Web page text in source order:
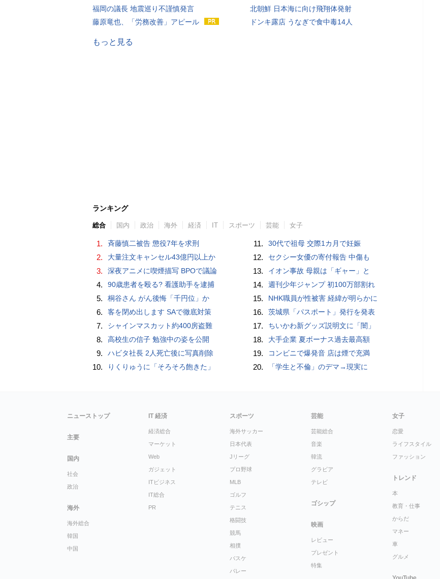
福岡の議長 地震巡り不謹慎発言
藤原竜也、「労務改善」アピール
北朝鮮 日本海に向け飛翔体発射
ドンキ露店 うなぎで食中毒14人
もっと見る
ランキング
総合 国内 政治 海外 経済 IT スポーツ 芸能 女子
1. 斉藤慎二被告 懲役7年を求刑
2. 大量注文キャンセル43億円以上か
3. 深夜アニメに喫煙描写 BPOで議論
4. 90歳患者を殴る? 看護助手を逮捕
5. 桐谷さん がん後悔「千円位」か
6. 客を閉め出します SAで徹底対策
7. シャインマスカット約400房盗難
8. 高校生の信子 勉強中の姿を公開
9. ハビタ社長 2人死亡後に写真削除
10. りくりゅうに「そろそろ飽きた」
11. 30代で祖母 交際1カ月で妊娠
12. セクシー女優の寄付報告 中傷も
13. イオン事故 母親は「ギャー」と
14. 週刊少年ジャンプ 初100万部割れ
15. NHK職員が性被害 経緯が明らかに
16. 茨城県「パスポート」発行を発表
17. ちいかわ新グッズ説明文に「闇」
18. 大手企業 夏ボーナス過去最高額
19. コンビニで爆発音 店は煙で充満
20. 「学生と不倫」のデマ→現実に
ニューストップ
主要
国内
社会
政治
海外
海外総合
韓国
中国
IT 経済
経済総合
マーケット
Web
ガジェット
ITビジネス
IT総合
PR
スポーツ
海外サッカー
日本代表
Jリーグ
プロ野球
MLB
ゴルフ
テニス
格闘技
競馬
相撲
バスケ
バレー
芸能
芸能総合
音楽
韓流
グラビア
テレビ
ゴシップ
映画
レビュー
プレゼント
特集
女子
恋愛
ライフスタイル
ファッション
トレンド
本
教育・仕事
からだ
マネー
車
グルメ